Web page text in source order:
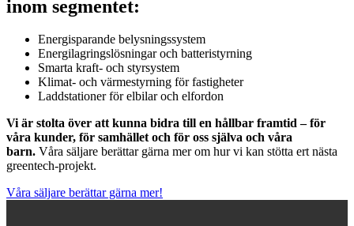
inom segmentet:
Energisparande belysningssystem
Energilagringslösningar och batteristyrning
Smarta kraft- och styrsystem
Klimat- och värmestyrning för fastigheter
Laddstationer för elbilar och elfordon
Vi är stolta över att kunna bidra till en hållbar framtid – för
våra kunder, för samhället och för oss själva och våra
barn. Våra säljare berättar gärna mer om hur vi kan stötta ert nästa
greentech-projekt.
Våra säljare berättar gärna mer!